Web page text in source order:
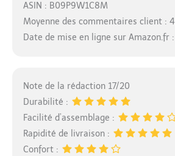
ASIN : B09P9W1C8M
Moyenne des commentaires client :
Date de mise en ligne sur Amazon.fr
Note de la rédaction 17/20
Durabilité :
Facilité d’assemblage :
Rapidité de livraison :
Confort :